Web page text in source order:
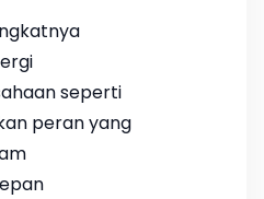
seperti
peran yang